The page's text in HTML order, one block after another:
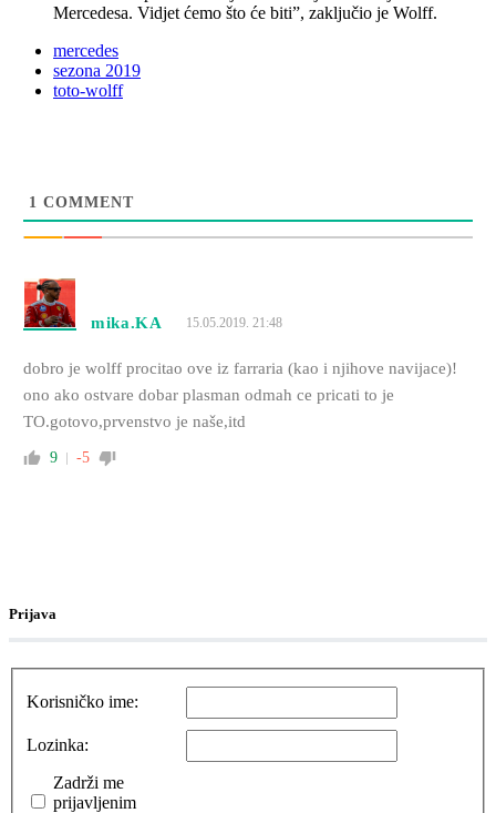
Mercedesa. Vidjet ćemo što će biti”, zaključio je Wolff.
mercedes
sezona 2019
toto-wolff
1 COMMENT
mika.KA 15.05.2019. 21:48
dobro je wolff procitao ove iz farraria (kao i njihove navijace)!
ono ako ostvare dobar plasman odmah ce pricati to je
TO.gotovo,prvenstvo je naše,itd
9 -5
Prijava
Korisničko ime:
Lozinka:
Zadrži me
prijavljenim